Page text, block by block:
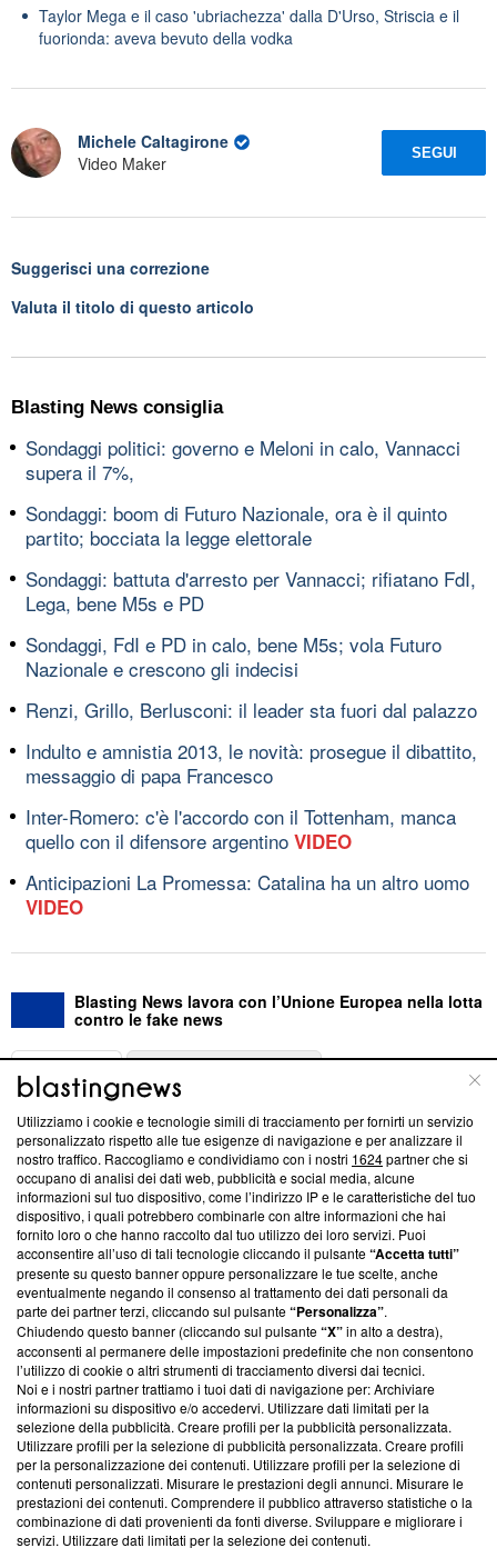
Taylor Mega e il caso 'ubriachezza' dalla D'Urso, Striscia e il
fuorionda: aveva bevuto della vodka
Michele Caltagirone
Video Maker
SEGUI
Suggerisci una correzione
Valuta il titolo di questo articolo
Blasting News consiglia
Sondaggi politici: governo e Meloni in calo, Vannacci
supera il 7%,
Sondaggi: boom di Futuro Nazionale, ora è il quinto
partito; bocciata la legge elettorale
Sondaggi: battuta d'arresto per Vannacci; rifiatano FdI,
Lega, bene M5s e PD
Sondaggi, FdI e PD in calo, bene M5s; vola Futuro
Nazionale e crescono gli indecisi
Renzi, Grillo, Berlusconi: il leader sta fuori dal palazzo
Indulto e amnistia 2013, le novità: prosegue il dibattito,
messaggio di papa Francesco
Inter-Romero: c'è l'accordo con il Tottenham, manca
quello con il difensore argentino VIDEO
Anticipazioni La Promessa: Catalina ha un altro uomo
VIDEO
Blasting News lavora con l’Unione Europea nella lotta
contro le fake news
ABOUT
Questa sezione offre informazioni trasparenti su Blasting
News, sui nostri processi editoriali e su come ci impegniamo a
creare news di qualità. Inoltre, afferma la nostra aderenza a
‘Trust Project - News with Integrity’Blasting News non è
ancora membro del programma, ma ha richiesto di farne
parte; Trust Project non ha ancora effettuato una verifica di
conformità agli standard.
Su di noi
Team editoriale
Corporate
Redazione
Informativa Privacy
Cookie Policy
Utilizziamo i cookie e tecnologie simili di tracciamento per fornirti un servizio
personalizzato rispetto alle tue esigenze di navigazione e per analizzare il
nostro traffico. Raccogliamo e condividiamo con i nostri 1624partner che si
occupano di analisi dei dati web, pubblicità e social media, alcune
informazioni sul tuo dispositivo, come l’indirizzo IP e le caratteristiche del tuo
dispositivo, i quali potrebbero combinarle con altre informazioni che hai
fornito loro o che hanno raccolto dal tuo utilizzo dei loro servizi. Puoi
acconsentire all’uso di tali tecnologie cliccando il pulsante“Accetta tutti”
presente su questo banner oppure personalizzare le tue scelte, anche
eventualmente negando il consenso al trattamento dei dati personali da
parte dei partner terzi, cliccando sul pulsante“Personalizza”.
Chiudendo questo banner (cliccando sul pulsante“X”in alto a destra),
acconsenti al permanere delle impostazioni predefinite che non consentono
l’utilizzo di cookie o altri strumenti di tracciamento diversi dai tecnici.
Noi e i nostri partner trattiamo i tuoi dati di navigazione per: Archiviare
informazioni su dispositivo e/o accedervi. Utilizzare dati limitati per la
selezione della pubblicità. Creare profili per la pubblicità personalizzata.
Utilizzare profili per la selezione di pubblicità personalizzata. Creare profili
per la personalizzazione dei contenuti. Utilizzare profili per la selezione di
contenuti personalizzati. Misurare le prestazioni degli annunci. Misurare le
prestazioni dei contenuti. Comprendere il pubblico attraverso statistiche o la
combinazione di dati provenienti da fonti diverse. Sviluppare e migliorare i
servizi. Utilizzare dati limitati per la selezione dei contenuti.